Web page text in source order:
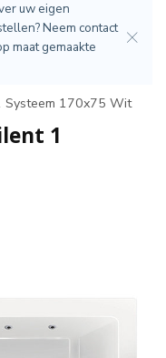
uw eigen
Neem contact
maat gemaakte
Systeem 170x75 Wit
1